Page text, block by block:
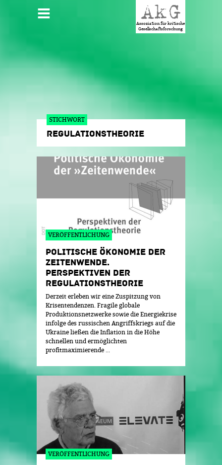
HAUPTMENÜ
Assoziation für kritische
Gesellschaftsforschung
STICHWORT
REGULATIONSTHEORIE
VERÖFFENTLICHUNG
POLITISCHE ÖKONOMIE DER
ZEITENWENDE.
PERSPEKTIVEN DER
REGULATIONSTHEORIE
Derzeit erleben wir eine Zuspitzung von
Krisentendenzen. Fragile globale
Produktionsnetzwerke sowie die Energiekrise
infolge des russischen Angriffskriegs auf die
Ukraine ließen die Inflation in die Höhe
schnellen und ermöglichten
profitmaximierende ...
VERÖFFENTLICHUNG